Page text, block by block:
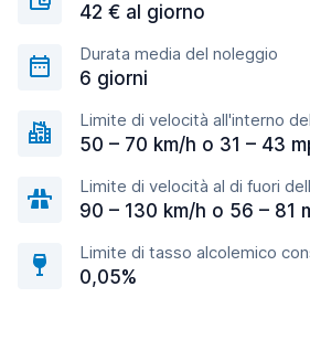
42 € al giorno
Durata media del noleggio
6 giorni
Limite di velocità all'interno
50 – 70 km/h o 31 – 43
Limite di velocità al di fuori
90 – 130 km/h o 56 – 81
Limite di tasso alcolemico
0,05%